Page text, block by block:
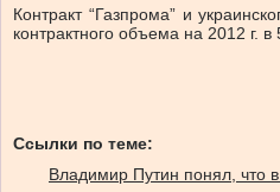
Контракт “Газпрома” и
контрактного объема на 2012 г.
Ссылки по теме:
Владимир Путин понял, что